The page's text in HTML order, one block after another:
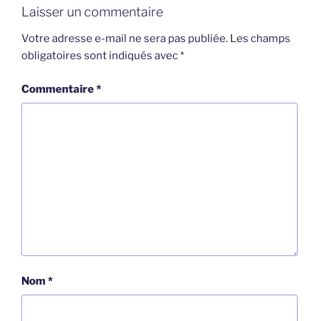
Laisser un commentaire
Votre adresse e-mail ne sera pas publiée. Les champs
obligatoires sont indiqués avec*
Commentaire*
Nom*